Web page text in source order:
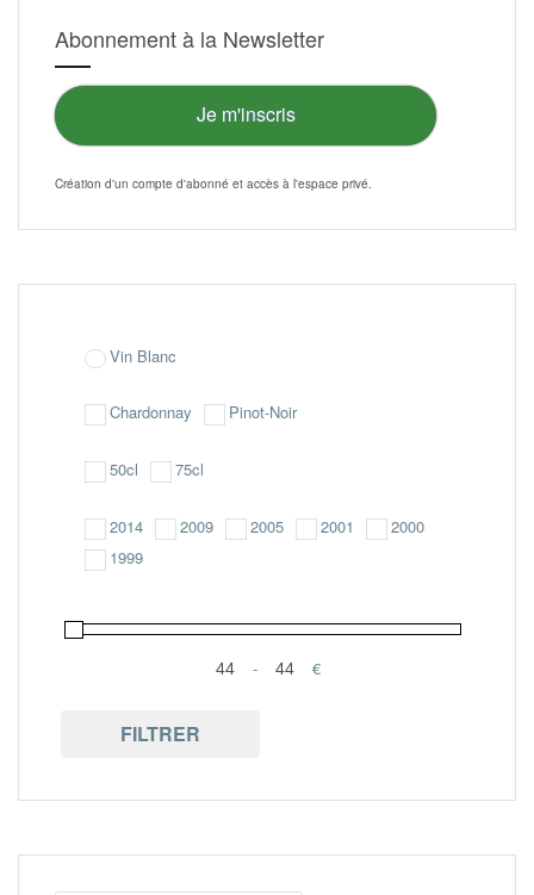
sur
page
du
Abonnement à la Newsletter
Je m'inscris
Création d'un compte d'abonné et accès à l'espace privé.
Vin Blanc
Chardonnay Pinot-Noir
50cl 75cl
2014 2009 2005 2001
2000
1999
Minimum Price
- Maximum Price
€
FILTRER